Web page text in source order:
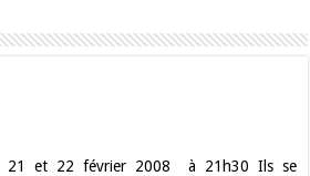
21 et 22 février 2008 à 21h30 Ils se